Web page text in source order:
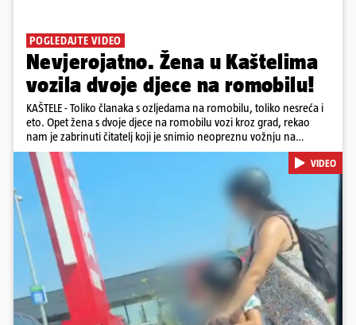
POGLEDAJTE VIDEO
Nevjerojatno. Žena u Kaštelima
vozila dvoje djece na romobilu!
KAŠTELE - Toliko članaka s ozljedama na romobilu, toliko nesreća i
eto. Opet žena s dvoje djece na romobilu vozi kroz grad, rekao
nam je zabrinuti čitatelj koji je snimio neopreznu vožnju na
romobilu u četvrtak prijepodne kroz Kaštele. Podsjetimo, mjesec i
pol od smrti dječaka (14) u Metkoviću, pad s električnog romobila
odnio je još jedan mladi život. Unatoč naporima liječnika KBC-a
Zagreb, u ponedjeljak maloljetnik je podlegao ozljedama
zadobivenima u padu s romobila.
Pokretanje videa...
VIDEO